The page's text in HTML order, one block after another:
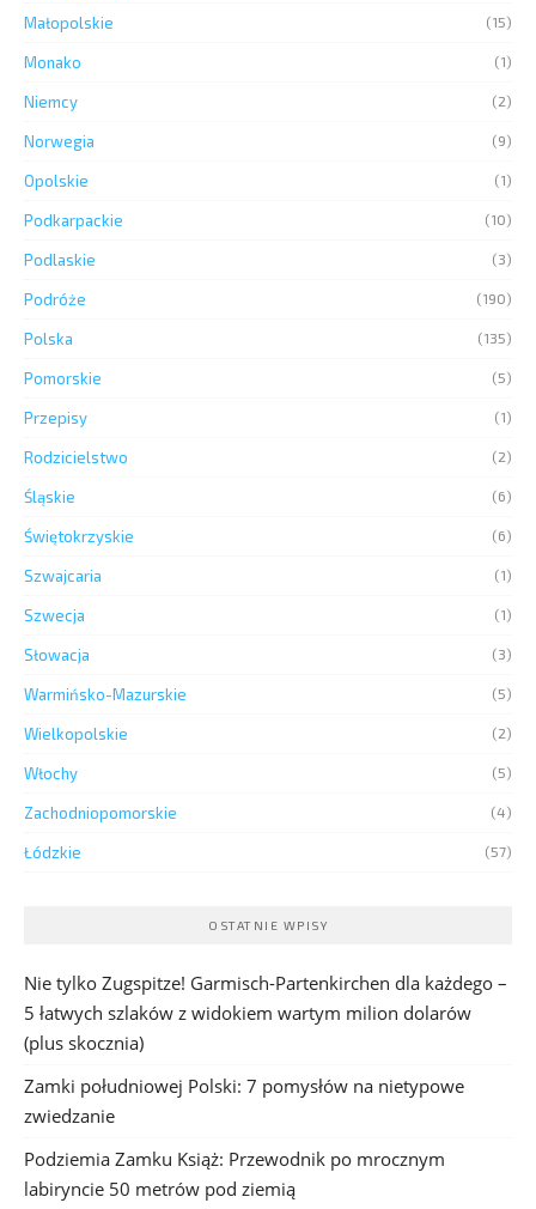
Małopolskie (15)
Monako (1)
Niemcy (2)
Norwegia (9)
Opolskie (1)
Podkarpackie (10)
Podlaskie (3)
Podróże (190)
Polska (135)
Pomorskie (5)
Przepisy (1)
Rodzicielstwo (2)
Śląskie (6)
Świętokrzyskie (6)
Szwajcaria (1)
Szwecja (1)
Słowacja (3)
Warmińsko-Mazurskie (5)
Wielkopolskie (2)
Włochy (5)
Zachodniopomorskie (4)
Łódzkie (57)
OSTATNIE WPISY
Nie tylko Zugspitze! Garmisch-Partenkirchen dla każdego –
5 łatwych szlaków z widokiem wartym milion dolarów
(plus skocznia)
Zamki południowej Polski: 7 pomysłów na nietypowe
zwiedzanie
Podziemia Zamku Książ: Przewodnik po mrocznym
labiryncie 50 metrów pod ziemią